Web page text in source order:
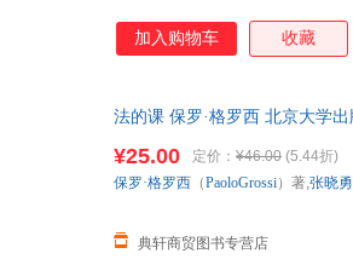
加入购物车 收藏
法的课 保罗·格罗西 北京大学
¥25.00 定价： ¥46.00 (5.44折)
典轩商贸图书专营店
保罗·格罗西 （PaoloGrossi）著,张晓勇